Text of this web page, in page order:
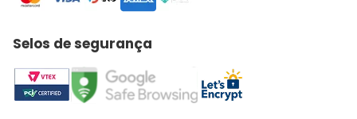
Selos de segurança